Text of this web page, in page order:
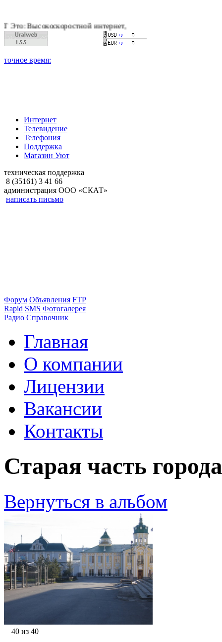
интернет, качественное цифровое и кабельное
Интернет
Телевидение
Телефония
Поддержка
Магазин Уют
техническая поддержка
8 (35161) 3 41 66
администрация ООО «СКАТ»
написать письмо
Форум Объявления FTP
Rapid SMS Фотогалерея
Радио Справочник
Главная
О компании
Лицензии
Вакансии
Контакты
Старая часть
Вернуться в альбом
40 из 40